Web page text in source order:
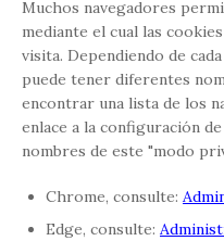
Muchos navegadores
mediante el cual las
visita. Dependiendo de
puede tener diferentes
encontrar una lista de los
enlace a la configuración
nombres de este "modo
Chrome, consulte:
Edge, consulte: